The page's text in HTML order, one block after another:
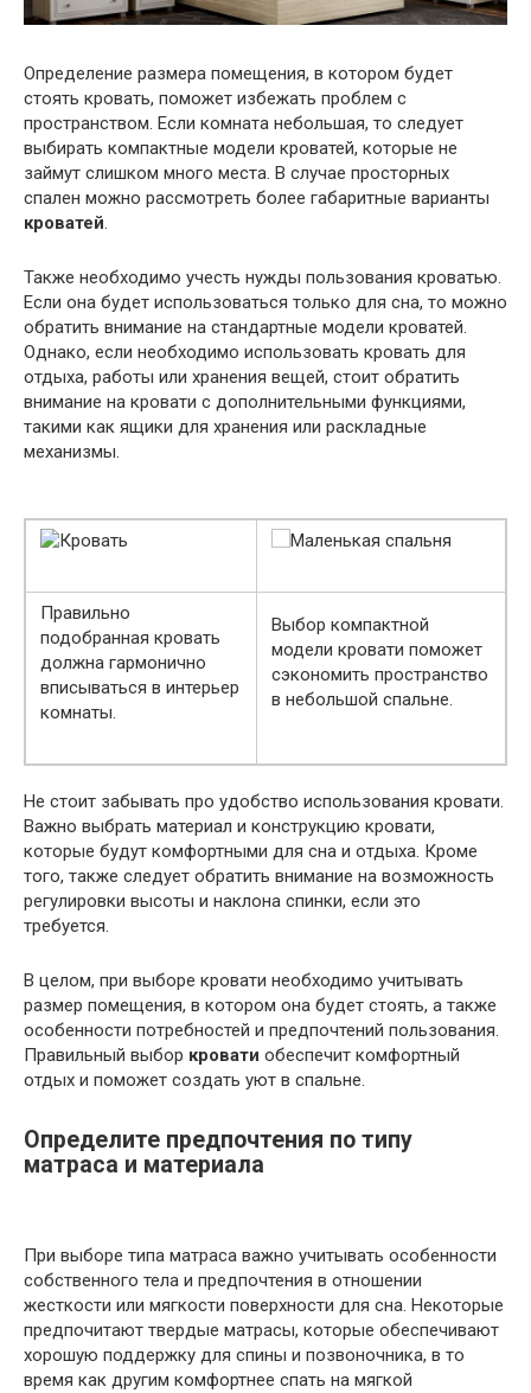
Определение размера помещения, в котором будет
стоять кровать, поможет избежать проблем с
пространством. Если комната небольшая, то следует
выбирать компактные модели кроватей, которые не
займут слишком много места. В случае просторных
спален можно рассмотреть более габаритные варианты
кроватей.
Также необходимо учесть нужды пользования кроватью.
Если она будет использоваться только для сна, то можно
обратить внимание на стандартные модели кроватей.
Однако, если необходимо использовать кровать для
отдыха, работы или хранения вещей, стоит обратить
внимание на кровати с дополнительными функциями,
такими как ящики для хранения или раскладные
механизмы.
Правильно
подобранная кровать
должна гармонично
вписываться в интерьер
комнаты.
Выбор компактной
модели кровати поможет
сэкономить пространство
в небольшой спальне.
Не стоит забывать про удобство использования кровати.
Важно выбрать материал и конструкцию кровати,
которые будут комфортными для сна и отдыха. Кроме
того, также следует обратить внимание на возможность
регулировки высоты и наклона спинки, если это
требуется.
В целом, при выборе кровати необходимо учитывать
размер помещения, в котором она будет стоять, а также
особенности потребностей и предпочтений пользования.
Правильный выбор кровати обеспечит комфортный
отдых и поможет создать уют в спальне.
Определите предпочтения по типу
матраса и материала
При выборе типа матраса важно учитывать особенности
собственного тела и предпочтения в отношении
жесткости или мягкости поверхности для сна. Некоторые
предпочитают твердые матрасы, которые обеспечивают
хорошую поддержку для спины и позвоночника, в то
время как другим комфортнее спать на мягкой